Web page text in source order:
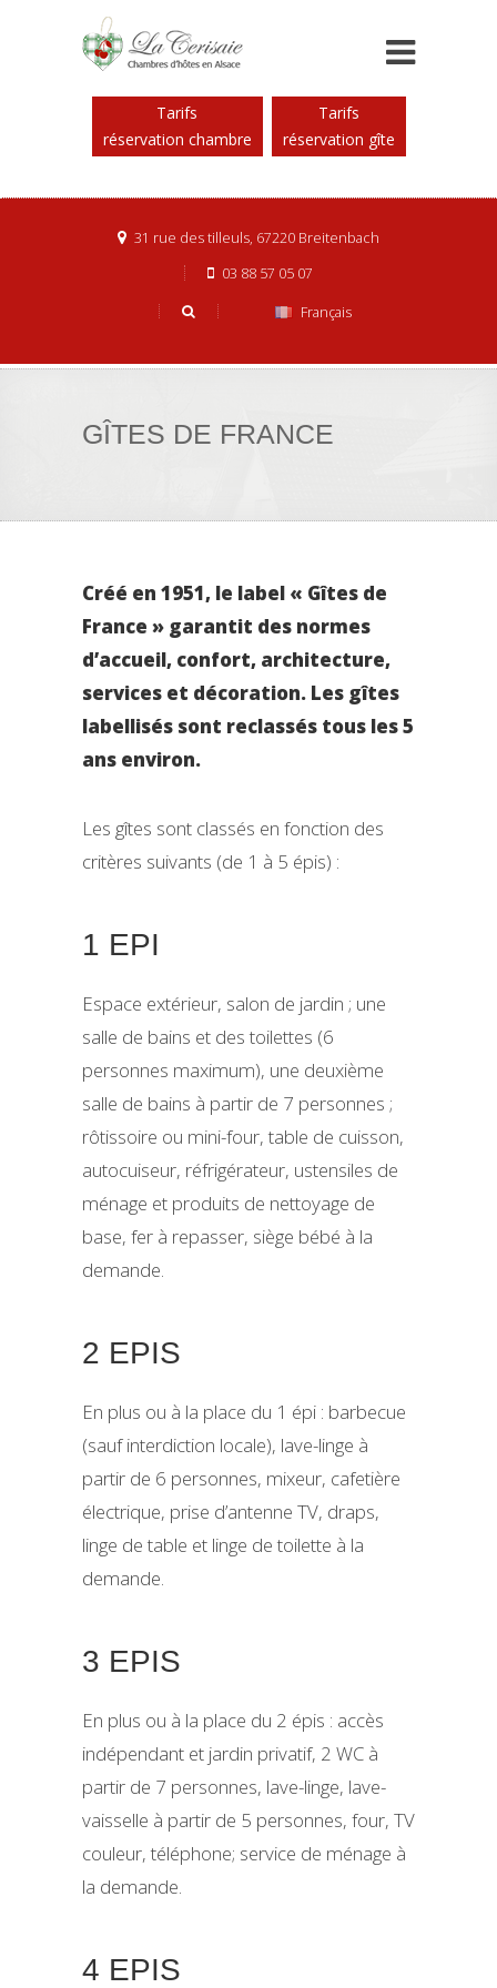
Tarifs
réservation chambre
Tarifs
réservation gîte
31 rue des tilleuls, 67220 Breitenbach
03 88 57 05 07
Français
GÎTES DE FRANCE
Créé en 1951, le label « Gîtes de
France » garantit des normes
d’accueil, confort, architecture,
services et décoration. Les gîtes
labellisés sont reclassés tous les 5
ans environ.
Les gîtes sont classés en fonction des
critères suivants (de 1 à 5 épis) :
1 EPI
Espace extérieur, salon de jardin ; une
salle de bains et des toilettes (6
personnes maximum), une deuxième
salle de bains à partir de 7 personnes ;
rôtissoire ou mini-four, table de cuisson,
autocuiseur, réfrigérateur, ustensiles de
ménage et produits de nettoyage de
base, fer à repasser, siège bébé à la
demande.
2 EPIS
En plus ou à la place du 1 épi : barbecue
(sauf interdiction locale), lave-linge à
partir de 6 personnes, mixeur, cafetière
électrique, prise d’antenne TV, draps,
linge de table et linge de toilette à la
demande.
3 EPIS
En plus ou à la place du 2 épis : accès
indépendant et jardin privatif, 2 WC à
partir de 7 personnes, lave-linge, lave-
vaisselle à partir de 5 personnes, four, TV
couleur, téléphone; service de ménage à
la demande.
4 EPIS